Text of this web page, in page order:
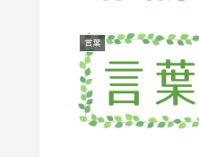
言葉